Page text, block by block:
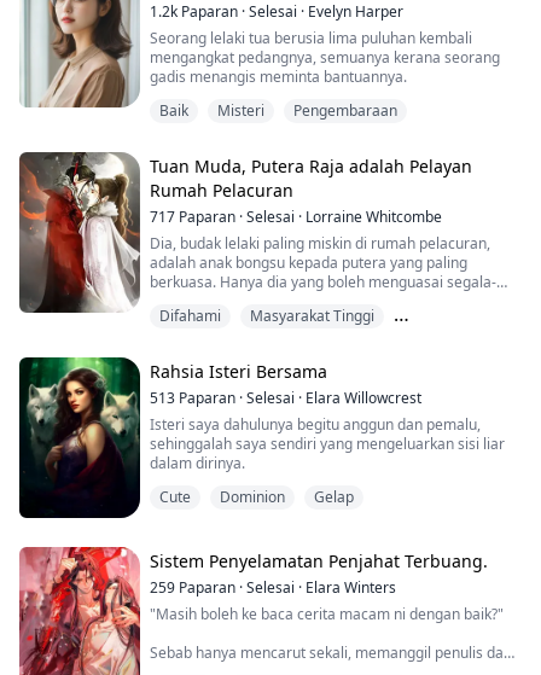
1.2k Paparan ·Selesai · Evelyn Harper
Seorang lelaki tua berusia lima puluhan kembali
mengangkat pedangnya, semuanya kerana seorang
gadis menangis meminta bantuannya.
Baik
Misteri Pengembaraan
Tuan Muda, Putera Raja adalah Pelayan
Rumah Pelacuran
717 Paparan ·Selesai · Lorraine Whitcombe
Dia, budak lelaki paling miskin di rumah pelacuran,
adalah anak bongsu kepada putera yang paling
berkuasa. Hanya dia yang boleh menguasai segala-
boleh melarikan diri lebih cepat daripada arnab
sehingga berbuih mulut.
"Abang, bukankah abang bisu?"
".......
Difahami
Masyarakat Tinggi
Rahsia Isteri Bersama
513 Paparan ·Selesai · Elara Willowcrest
Isteri saya dahulunya begitu anggun dan pemalu,
sehinggalah saya sendiri yang mengeluarkan sisi liar
dalam dirinya.
Cute
Dominion Gelap
Sistem Penyelamatan Penjahat Terbuang.
259 Paparan ·Selesai · Elara Winters
"Masih boleh ke baca cerita macam ni dengan baik?"
Sebab hanya mencarut sekali, memanggil penulis dan